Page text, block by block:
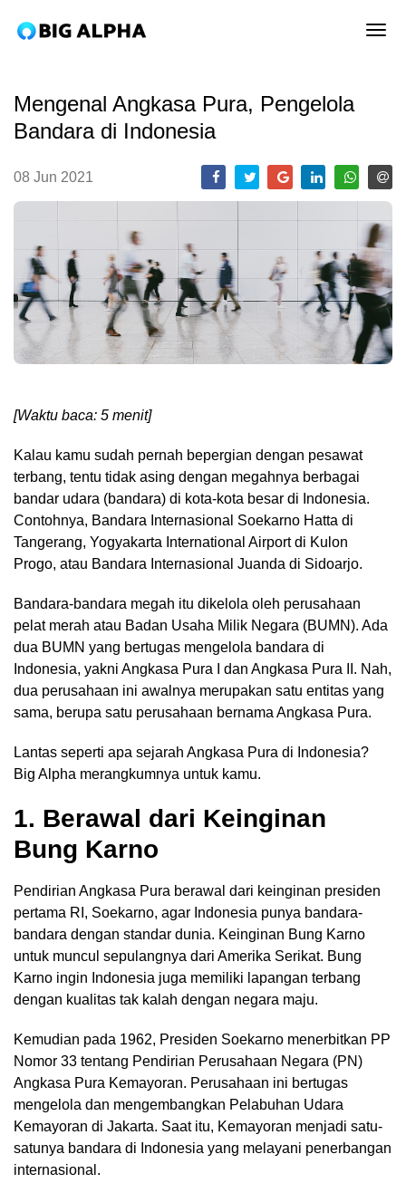
Mengenal Angkasa Pura, Pengelola
Bandara di Indonesia
08 Jun 2021
[Waktu baca: 5 menit]
Kalau kamu sudah pernah bepergian dengan pesawat
terbang, tentu tidak asing dengan megahnya berbagai
bandar udara (bandara) di kota-kota besar di Indonesia.
Contohnya, Bandara Internasional Soekarno Hatta di
Tangerang, Yogyakarta International Airport di Kulon
Progo, atau Bandara Internasional Juanda di Sidoarjo.
Bandara-bandara megah itu dikelola oleh perusahaan
pelat merah atau Badan Usaha Milik Negara (BUMN). Ada
dua BUMN yang bertugas mengelola bandara di
Indonesia, yakni Angkasa Pura I dan Angkasa Pura II. Nah,
dua perusahaan ini awalnya merupakan satu entitas yang
sama, berupa satu perusahaan bernama Angkasa Pura.
Lantas seperti apa sejarah Angkasa Pura di Indonesia?
Big Alpha merangkumnya untuk kamu.
1. Berawal dari Keinginan
Bung Karno
Pendirian Angkasa Pura berawal dari keinginan presiden
pertama RI, Soekarno, agar Indonesia punya bandara-
bandara dengan standar dunia. Keinginan Bung Karno
untuk muncul sepulangnya dari Amerika Serikat. Bung
Karno ingin Indonesia juga memiliki lapangan terbang
dengan kualitas tak kalah dengan negara maju.
Kemudian pada 1962, Presiden Soekarno menerbitkan PP
Nomor 33 tentang Pendirian Perusahaan Negara (PN)
Angkasa Pura Kemayoran. Perusahaan ini bertugas
mengelola dan mengembangkan Pelabuhan Udara
Kemayoran di Jakarta. Saat itu, Kemayoran menjadi satu-
satunya bandara di Indonesia yang melayani penerbangan
internasional.